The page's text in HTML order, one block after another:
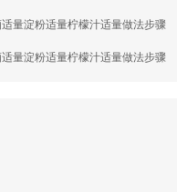
量淀粉适量柠檬汁适量做法步骤
量淀粉适量柠檬汁适量做法步骤